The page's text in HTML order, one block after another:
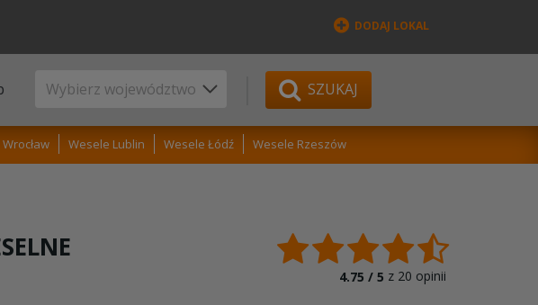
DODAJ LOKAL
SZUKAJ
Wesele Lublin Wesele Łódź Wesele Rzeszów
4.75 / 5 z 20 opinii